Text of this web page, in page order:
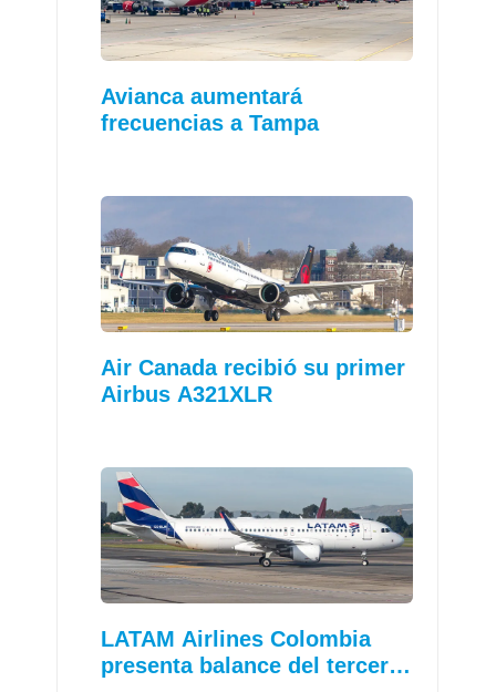
Avianca aumentará
frecuencias a Tampa
Air Canada recibió su primer
Airbus A321XLR
LATAM Airlines Colombia
presenta balance del tercer…